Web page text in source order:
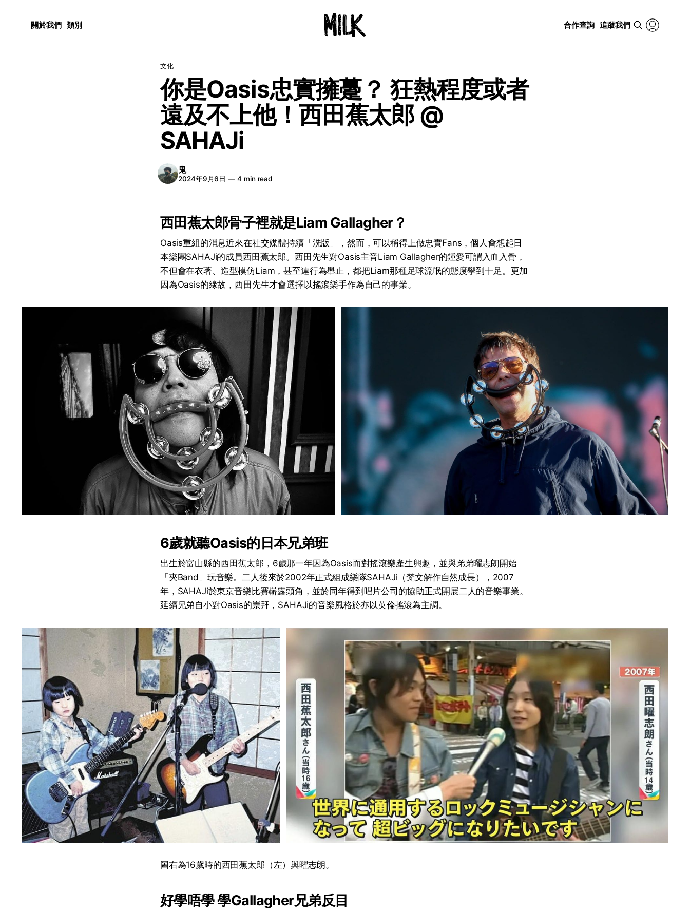
關於我們 類別 合作查詢 追蹤我們
文化
你是Oasis忠實擁躉？ 狂熱程度或者
遠及不上他！西田蕉太郎 @
SAHAJi
鬼
2024年9月6日 — 4 min read
西田蕉太郎骨子裡就是Liam Gallagher？
Oasis重組的消息近來在社交媒體持續「洗版」，然而，可以稱得上做忠實Fans，個人會想起日
本樂團SAHAJi的成員西田蕉太郎。西田先生對Oasis主音Liam Gallagher的鍾愛可謂入血入骨，
不但會在衣著、造型模仿Liam，甚至連行為舉止，都把Liam那種足球流氓的態度學到十足。更加
因為Oasis的緣故，西田先生才會選擇以搖滾樂手作為自己的事業。
6歲就聽Oasis的日本兄弟班
出生於富山縣的西田蕉太郎，6歲那一年因為Oasis而對搖滾樂產生興趣，並與弟弟曜志朗開始
「夾Band」玩音樂。二人後來於2002年正式組成樂隊SAHAJi（梵文解作自然成長），2007
年，SAHAJi於東京音樂比賽嶄露頭角，並於同年得到唱片公司的協助正式開展二人的音樂事業。
延續兄弟自小對Oasis的崇拜，SAHAJi的音樂風格於亦以英倫搖滾為主調。
圖右為16歲時的西田蕉太郎（左）與曜志朗。
好學唔學 學Gallagher兄弟反目